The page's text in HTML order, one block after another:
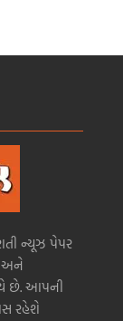
ન્યૂઝ પેપર
અને
છે. આપની
રહેશે